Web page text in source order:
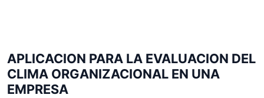
APLICACION PARA LA EVALUACION DEL
CLIMA ORGANIZACIONAL EN UNA
EMPRESA